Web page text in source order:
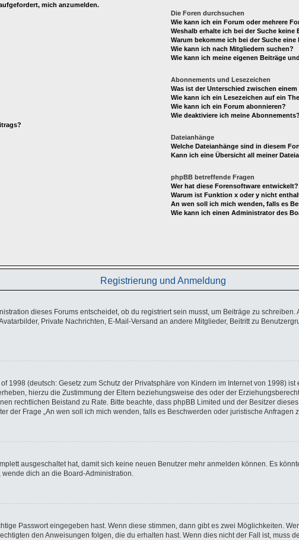
mich anzumelden.
Die Foren durchsuchen
Wie kann ich ein Forum oder mehrere
Weshalb erhalte ich bei der Suche keine
Warum bekomme ich bei der Suche eine
Wie kann ich nach Mitgliedern suchen?
Wie kann ich meine eigenen Beiträge
Abonnements und Lesezeichen
Was ist der Unterschied zwischen
Wie kann ich ein Lesezeichen auf ein
Wie kann ich ein Forum abonnieren?
Wie deaktiviere ich meine Abonnements?
Dateianhänge
Welche Dateianhänge sind in diesem
Kann ich eine Übersicht all meiner
phpBB betreffende Fragen
Wer hat diese Forensoftware entwickelt?
Warum ist Funktion x oder y nicht
An wen soll ich mich wenden, falls es
Wie kann ich einen Administrator des
Registrierung und Anmeldung
dieses Forums entscheidet, ob du registriert sein musst, um Beiträge zu
Private Nachrichten, E-Mail-Versand an andere Mitglieder, Beitritt zu
1998 (deutsch: Gesetz zum Schutz der Privatsphäre von Kindern im Internet von 1998)
hierzu die Zustimmung der Eltern beziehungsweise des oder der
rechtlichen Beistand zu Rate. Bitte beachte, dass phpBB Limited und der Besitzer
der Frage „An wen soll ich mich wenden, falls es Beschwerden oder juristische Anfragen
ausgeschaltet hat, damit sich keine neuen Benutzer mehr anmelden können. Es
dich an die Board-Administration.
Passwort eingegeben hast. Wenn diese stimmen, dann gibt es zwei Möglichkeiten.
den Anweisungen folgen, die du erhalten hast. Wenn dies nicht der Fall ist, muss